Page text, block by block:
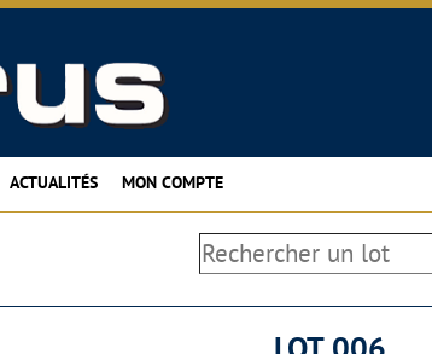
ACTUALITÉS MON COMPTE